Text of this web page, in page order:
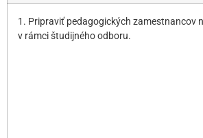
1. Pripraviť pedagogických zamestnancov
v rámci študijného odboru.